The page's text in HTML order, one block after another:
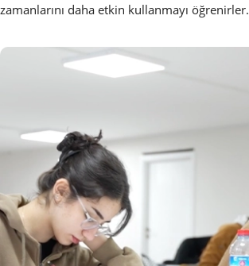
zamanlarını daha etkin kullanmayı öğrenirler.